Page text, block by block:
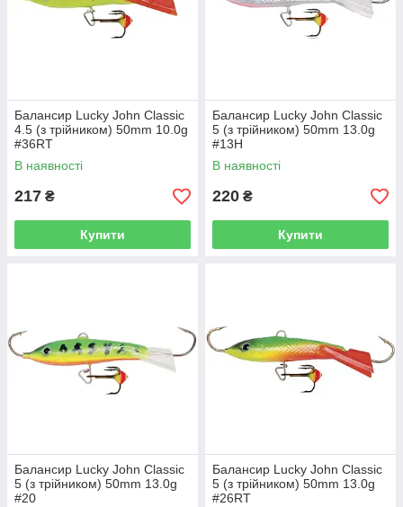
Балансир Lucky John Classic
4.5 (з трійником) 50mm 10.0g
#36RT
В наявності
217 ₴
Купити
Балансир Lucky John Classic
5 (з трійником) 50mm 13.0g
#13H
В наявності
220 ₴
Купити
Балансир Lucky John Classic
5 (з трійником) 50mm 13.0g
#20
Балансир Lucky John Classic
5 (з трійником) 50mm 13.0g
#26RT